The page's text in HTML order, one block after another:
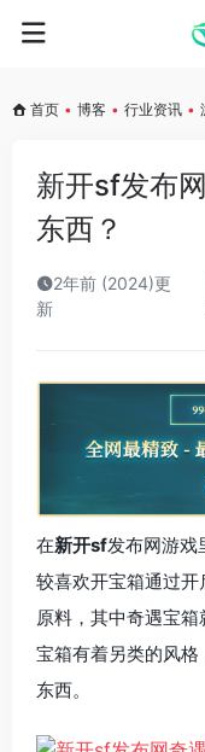
首页 • 博客 • 行业资讯 •
新开sf发布
东西？
2年前 (2024)更
新
在新开sf发布网游戏
较喜欢开宝箱通过
原料，其中奇遇宝
宝箱有着另类的风
东西。